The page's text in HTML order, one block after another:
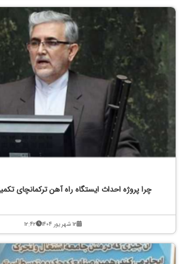
چرا پروژه احداث ایستگاه راه آهن ترکمانچای
۱۲ شهریور ۱۴۰۴ ۱۲:۴۲